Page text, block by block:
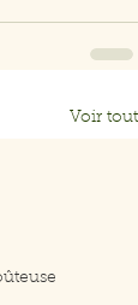
Voir tout